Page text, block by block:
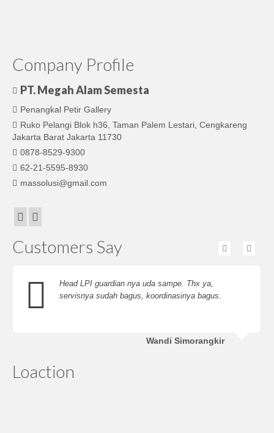
Company Profile
PT. Megah Alam Semesta
Penangkal Petir Gallery
Ruko Pelangi Blok h36, Taman Palem Lestari, Cengkareng
Jakarta Barat Jakarta 11730
0878-8529-9300
62-21-5595-8930
massolusi@gmail.com
Customers Say
Head LPI guardian nya uda sampe. Thx ya,
servisnya sudah bagus, koordinasinya bagus.
Wandi Simorangkir
Loaction